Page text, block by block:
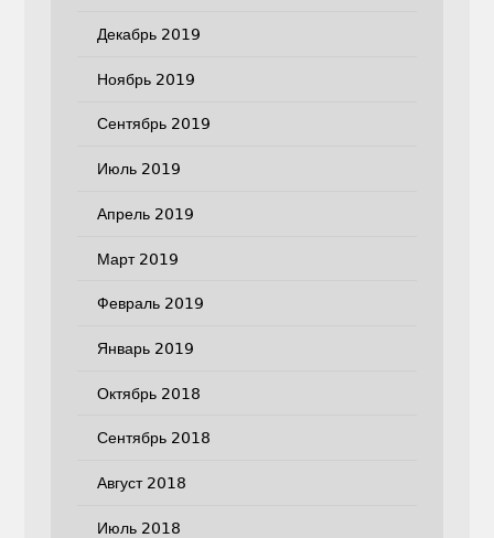
Декабрь 2019
Ноябрь 2019
Сентябрь 2019
Июль 2019
Апрель 2019
Март 2019
Февраль 2019
Январь 2019
Октябрь 2018
Сентябрь 2018
Август 2018
Июль 2018